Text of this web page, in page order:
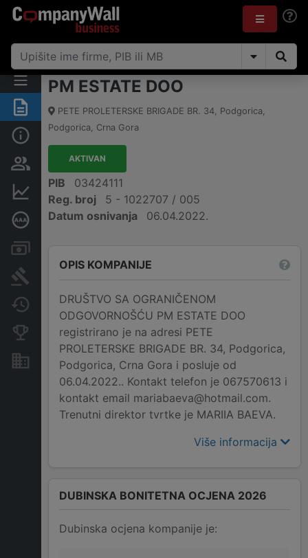
Sažetak
Osnovni podaci
Osobe i vlasništvo
Dubinska bonitetna ocjena
Računi i blokade
Promjene
Konkurentne kompanije
Nekretnine i imovina
PM ESTATE DOO
PETE PROLETERSKE BRIGADE BR. 34, Podgorica,
Podgorica, Crna Gora
AKTIVAN
PIB
03424111
Reg. broj
5 - 1022707 / 005
Datum osnivanja
06.04.2022.
OPIS KOMPANIJE
DRUŠTVO SA OGRANIČENOM
ODGOVORNOŠĆU PM ESTATE DOO
registrirano je na adresi PETE
PROLETERSKE BRIGADE BR. 34, Podgorica,
Podgorica, Crna Gora i posluje od
06.04.2022.. Kontakt telefon je 067570613 i
kontakt email mariabaeva@hotmail.com.
Trenutni direktor tvrtke je MARIIA BAEVA.
Više informacija
DUBINSKA BONITETNA OCJENA 2026
Dubinska ocjena kompanije je: